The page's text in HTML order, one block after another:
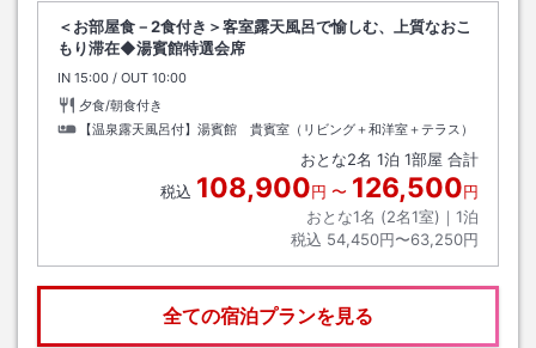
＜お部屋食－2食付き＞客室露天風呂で愉しむ、上質なおこ
もり滞在◆湯賓館特選会席
IN チェックイン
15:00 / OUT チェックアウト
10:00
夕食/朝食付き
【温泉露天風呂付】湯賓館 貴賓室（リビング＋和洋室＋テラス）
おとな2名 1泊 1部屋 合計
税込 108,900円 〜 126,500円
おとな1名 (2名1室)｜ 1泊
税込 54,450円〜63,250円
全ての宿泊プランを見る